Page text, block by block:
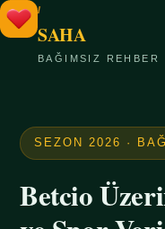
/
SAHA
BAĞIMSIZ REHBER
SEZON 2026 ·
Betcio